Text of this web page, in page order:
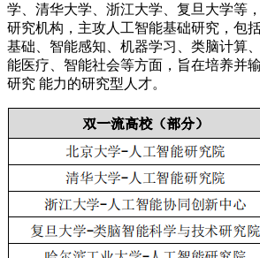
学、清华大学、浙江大学、复旦大学等
研究机构，主攻人工智能基础研究，包
基础、智能感知、机器学习、类脑计算
能医疗、智能社会等方面，旨在培养并
研究 能力的研究型人才。